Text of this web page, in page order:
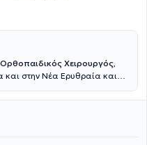
Ορθοπαιδικός Χειρουργός,
και στην Νέα Ερυθραία και
ΚΑΤ και στο
χειρουργικής και